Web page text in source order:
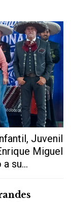
Juvenil
Miguel
su...